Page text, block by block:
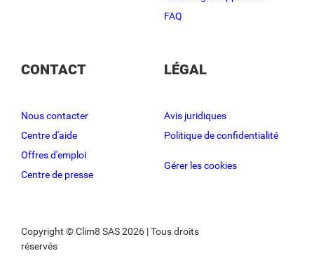
FAQ
CONTACT
Nous contacter
Centre d'aide
Offres d'emploi
Centre de presse
LÉGAL
Avis juridiques
Politique de confidentialité
Gérer les cookies
Copyright © Clim8 SAS 2026 | Tous droits
réservés